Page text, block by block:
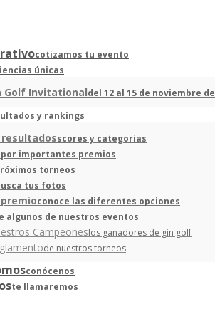
cotizamos tu evento
únicas
Golf Invitationaldel 12 al 15 de noviembre
y rankings
scores y categorias
por importantes premios
torneos
tus fotos
conoce las diferentes opciones
algunos de nuestros eventos
Campeoneslos ganadores de gin golf
de nuestros torneos
conócenos
te llamaremos